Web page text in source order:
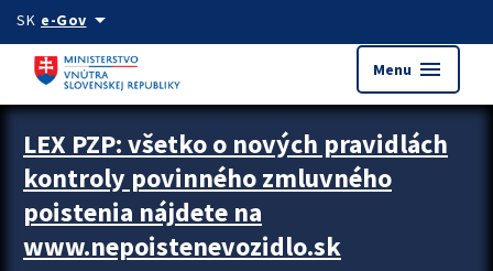
Preskocit na hlavný obsah
SK e-Govarrow_drop_down
Menu menu
Zastavit automatický posun upútavok
LEX PZP: všetko o nových pravidlách
kontroly povinného zmluvného
poistenia nájdete na
www.nepoistenevozidlo.sk